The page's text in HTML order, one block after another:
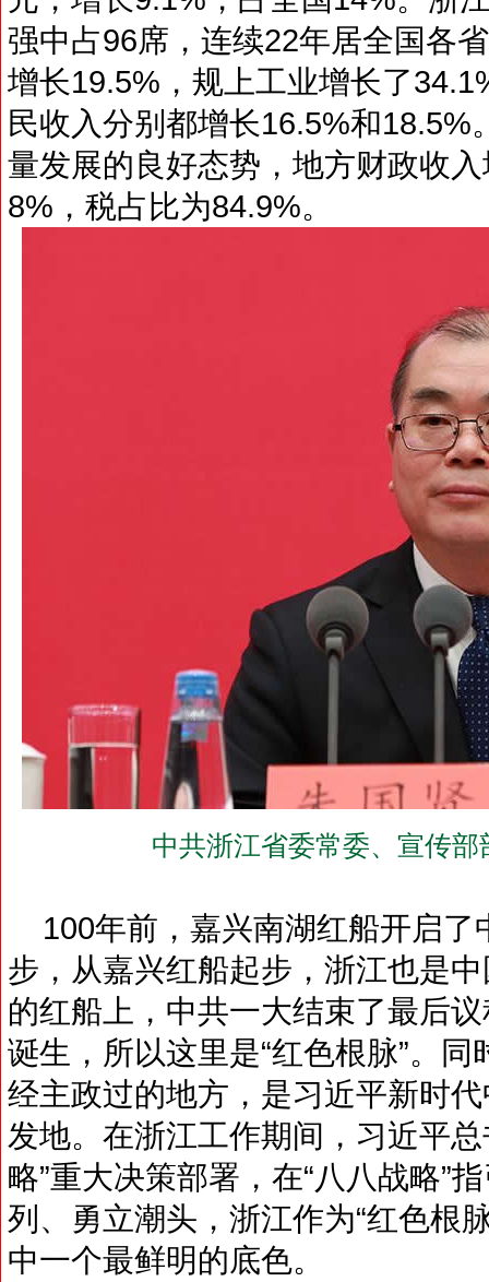
强中占96席，连续22年居全国各
增长19.5%，规上工业增长了
民收入分别都增长16.5%和
量发展的良好态势，地方财政收
8%，税占比为84.9%。
中共浙江省委常委、宣传
100年前，嘉兴南湖红船开启了
步，从嘉兴红船起步，浙江也是
的红船上，中共一大结束了最后
诞生，所以这里是“红色根脉”。
经主政过的地方，是习近平新时
发地。在浙江工作期间，习近平
略”重大决策部署，在“八八战略”
列、勇立潮头，浙江作为“红色根
中一个最鲜明的底色。